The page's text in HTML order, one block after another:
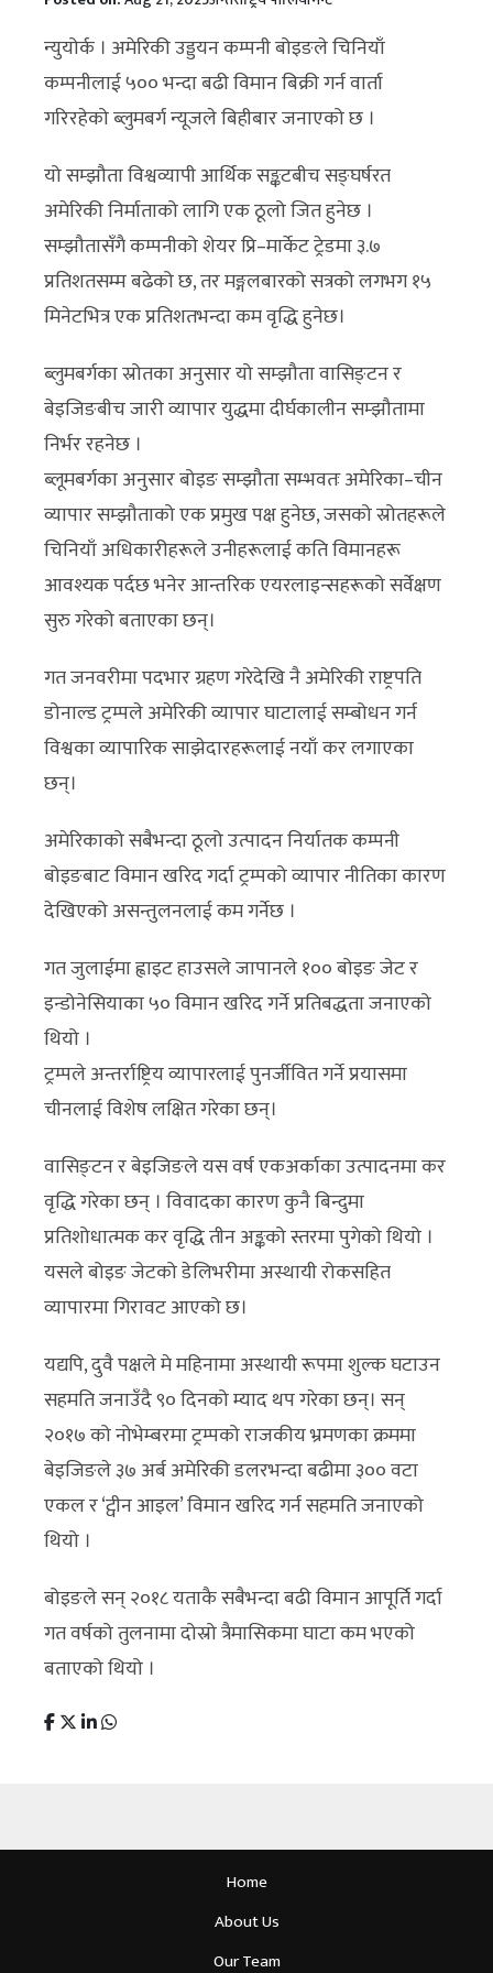
न्युयोर्क । अमेरिकी उड्डयन कम्पनी बोइङले चिनियाँ
कम्पनीलाई ५०० भन्दा बढी विमान बिक्री गर्न वार्ता
गरिरहेको ब्लुमबर्ग न्यूजले बिहीबार जनाएको छ ।
यो सम्झौता विश्वव्यापी आर्थिक सङ्कटबीच सङ्घर्षरत
अमेरिकी निर्माताको लागि एक ठूलो जित हुनेछ ।
सम्झौतासँगै कम्पनीको शेयर प्रि–मार्केट ट्रेडमा ३.७
प्रतिशतसम्म बढेको छ, तर मङ्गलबारको सत्रको लगभग १५
मिनेटभित्र एक प्रतिशतभन्दा कम वृद्धि हुनेछ।
ब्लुमबर्गका स्रोतका अनुसार यो सम्झौता वासिङ्टन र
बेइजिङबीच जारी व्यापार युद्धमा दीर्घकालीन सम्झौतामा
निर्भर रहनेछ ।
ब्लूमबर्गका अनुसार बोइङ सम्झौता सम्भवतः अमेरिका–चीन
व्यापार सम्झौताको एक प्रमुख पक्ष हुनेछ, जसको स्रोतहरूले
चिनियाँ अधिकारीहरूले उनीहरूलाई कति विमानहरू
आवश्यक पर्दछ भनेर आन्तरिक एयरलाइन्सहरूको सर्वेक्षण
सुरु गरेको बताएका छन्।
गत जनवरीमा पदभार ग्रहण गरेदेखि नै अमेरिकी राष्ट्रपति
डोनाल्ड ट्रम्पले अमेरिकी व्यापार घाटालाई सम्बोधन गर्न
विश्वका व्यापारिक साझेदारहरूलाई नयाँ कर लगाएका
छन्।
अमेरिकाको सबैभन्दा ठूलो उत्पादन निर्यातक कम्पनी
बोइङबाट विमान खरिद गर्दा ट्रम्पको व्यापार नीतिका कारण
देखिएको असन्तुलनलाई कम गर्नेछ ।
गत जुलाईमा ह्वाइट हाउसले जापानले १०० बोइङ जेट र
इन्डोनेसियाका ५० विमान खरिद गर्ने प्रतिबद्धता जनाएको
थियो ।
ट्रम्पले अन्तर्राष्ट्रिय व्यापारलाई पुनर्जीवित गर्ने प्रयासमा
चीनलाई विशेष लक्षित गरेका छन्।
वासिङ्टन र बेइजिङले यस वर्ष एकअर्काका उत्पादनमा कर
वृद्धि गरेका छन् । विवादका कारण कुनै बिन्दुमा
प्रतिशोधात्मक कर वृद्धि तीन अङ्कको स्तरमा पुगेको थियो ।
यसले बोइङ जेटको डेलिभरीमा अस्थायी रोकसहित
व्यापारमा गिरावट आएको छ।
यद्यपि, दुवै पक्षले मे महिनामा अस्थायी रूपमा शुल्क घटाउन
सहमति जनाउँदै ९० दिनको म्याद थप गरेका छन्। सन्
२०१७ को नोभेम्बरमा ट्रम्पको राजकीय भ्रमणका क्रममा
बेइजिङले ३७ अर्ब अमेरिकी डलरभन्दा बढीमा ३०० वटा
एकल र ‘ट्वीन आइल’ विमान खरिद गर्न सहमति जनाएको
थियो ।
बोइङले सन् २०१८ यताकै सबैभन्दा बढी विमान आपूर्ति गर्दा
गत वर्षको तुलनामा दोस्रो त्रैमासिकमा घाटा कम भएको
बताएको थियो ।
Home
About Us
Our Team